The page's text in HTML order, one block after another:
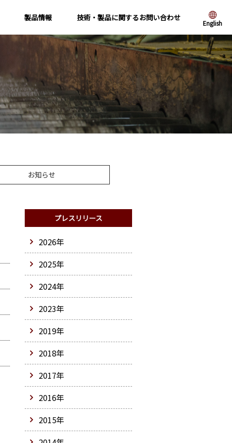
製品情報 技術・製品に関するお問い合わせ
English
お知らせ
プレスリリース
2026年
2025年
2024年
2023年
2019年
2018年
2017年
2016年
2015年